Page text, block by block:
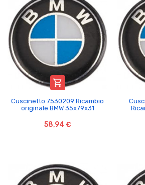

Cuscinetto 7530209 Ricambio
originale BMW 35x79x31
58,94 €